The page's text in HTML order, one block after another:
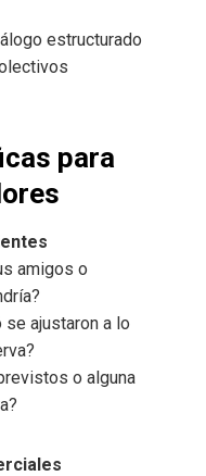
estructurado
para
amigos o
ajustaron a lo
o alguna